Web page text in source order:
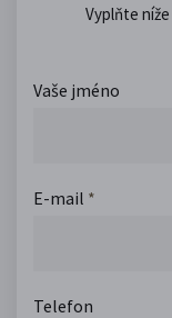
Vyplňte
Vaše jméno
E-mail *
Telefon